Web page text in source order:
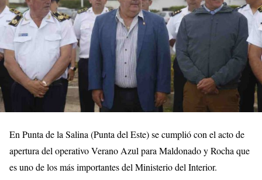
En Punta de la Salina (Punta del Este) se cumplió con el acto de
apertura del operativo Verano Azul para Maldonado y Rocha que
es uno de los más importantes del Ministerio del Interior.